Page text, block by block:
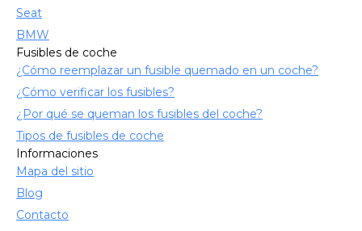
Seat
BMW
Fusibles de coche
¿Cómo reemplazar un fusible quemado en un coche?
¿Cómo verificar los fusibles?
¿Por qué se queman los fusibles del coche?
Tipos de fusibles de coche
Informaciones
Mapa del sitio
Blog
Contacto